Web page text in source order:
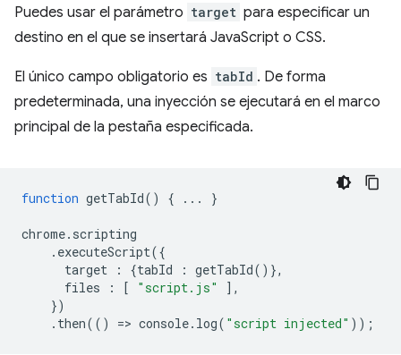
Puedes usar el parámetro target para especificar un
destino en el que se insertará JavaScript o CSS.
El único campo obligatorio es tabId . De forma
predeterminada, una inyección se ejecutará en el marco
principal de la pestaña especificada.
function getTabId() { ... }
chrome. scripting
. executeScript({
target
: {tabId : getTabId()},
files
: [ "script.js"
],
})
. then(() => console. log( "script injected" ));